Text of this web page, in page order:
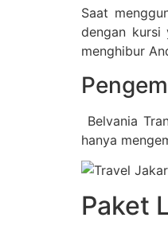
Saat
dengan kursi
menghibur
Belvania
hanya
Paket